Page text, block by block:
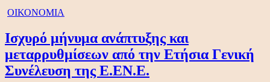
ΟΙΚΟΝΟΜΙΑ
Ισχυρό μήνυμα ανάπτυξης και
μεταρρυθμίσεων από την Ετήσια Γενική
Συνέλευση της Ε.ΕΝ.Ε.